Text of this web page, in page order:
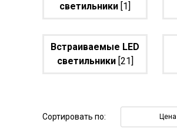
светильники [1]
Встраиваемые LED
светильники [21]
Сортировать по: Цена